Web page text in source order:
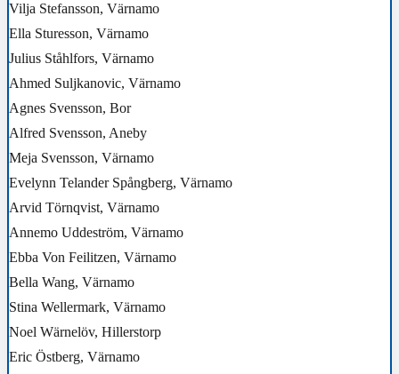
Vilja Stefansson, Värnamo
Ella Sturesson, Värnamo
Julius Ståhlfors, Värnamo
Ahmed Suljkanovic, Värnamo
Agnes Svensson, Bor
Alfred Svensson, Aneby
Meja Svensson, Värnamo
Evelynn Telander Spångberg, Värnamo
Arvid Törnqvist, Värnamo
Annemo Uddeström, Värnamo
Ebba Von Feilitzen, Värnamo
Bella Wang, Värnamo
Stina Wellermark, Värnamo
Noel Wärnelöv, Hillerstorp
Eric Östberg, Värnamo